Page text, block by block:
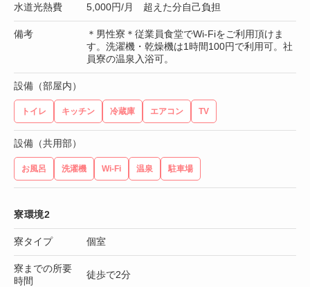
水道光熱費 5,000円/月 超えた分自己負担
備考
＊男性寮＊従業員食堂でWi-Fiをご利用頂けま
す。洗濯機・乾燥機は1時間100円で利用可。社
員寮の温泉入浴可。
設備（部屋内）
トイレ キッチン 冷蔵庫 エアコン TV
設備（共用部）
お風呂 洗濯機 Wi-Fi 温泉 駐車場
寮環境2
寮タイプ 個室
寮までの所要
時間
徒歩で2分